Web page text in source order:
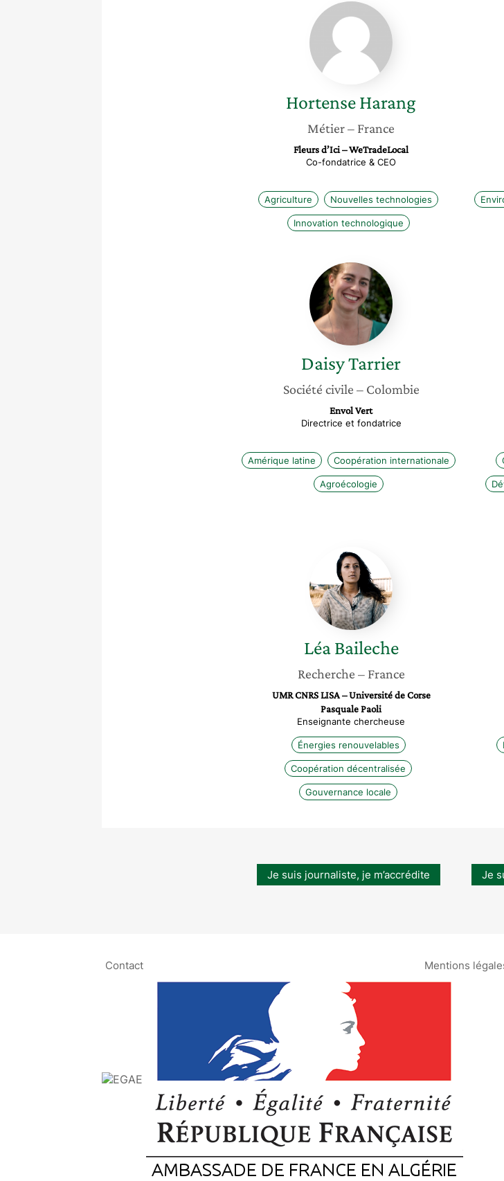
Hortense
Harang
HortenseHarang
Métier– France
Fleurs d’Ici – WeTradeLocal
Co-fondatrice & CEO
Agriculture Nouvelles technologies
Innovation technologique
Daisy
Tarrier
DaisyTarrier
Société civile – Colombie
Envol Vert
Directrice et fondatrice
Amérique latine Coopération internationale
Agroécologie
Léa
Baileche
Léa Baileche
Recherche – France
UMR CNRS LISA – Université de Corse
Pasquale Paoli
Enseignante chercheuse
Énergies renouvelables
Coopération décentralisée
Gouvernance locale
Je suis journaliste, je m’accrédite Je
Contact Mentions